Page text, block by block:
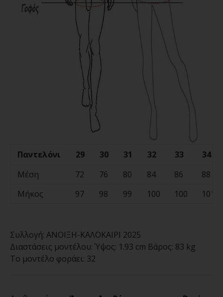
Παντελόνι 29 30 31 32 33
34
Μέση
72 76 80 84 86
88
Μήκος
97 98 99 100 100 101
Συλλογή: ΑΝΟΙΞΗ-ΚΑΛΟΚΑΙΡΙ 2025
Διαστάσεις μοντέλου: Ύψος: 1.93 cm Βάρος: 83 kg
Το μοντέλο φοράει: 32